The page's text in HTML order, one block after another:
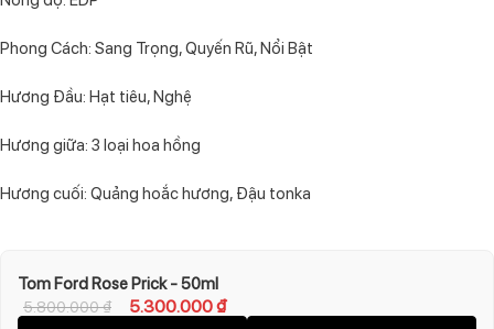
Phong Cách: Sang Trọng, Quyến Rũ, Nổi Bật
Hương Đầu: Hạt tiêu, Nghệ
Hương giữa: 3 loại hoa hồng
Hương cuối: Quảng hoắc hương, Đậu tonka
Tom Ford Rose Prick - 50ml
5.800.000₫ 5.300.000₫